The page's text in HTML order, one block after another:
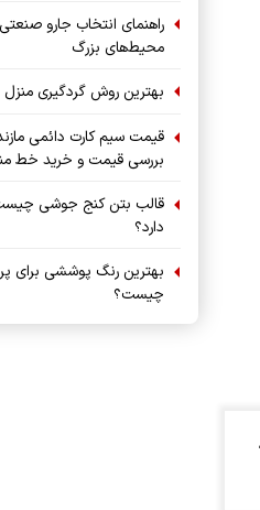
راهنمای انتخاب جارو
محیط‌های بزرگ
بهترین روش گردگیری منزل
قیمت سیم کارت دائمی
بررسی قیمت و خرید خط
قالب بتن کنج جوشی
دارد؟
بهترین رنگ پوششی برای
چیست؟